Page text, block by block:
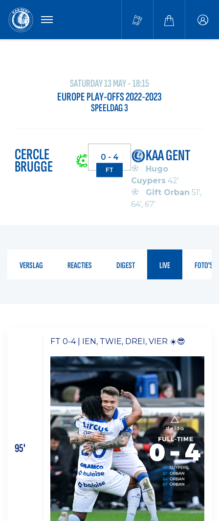
MENU
SATURDAY 13 MAY - 18:15
EUROPE PLAY-OFFS 2022-2023
SPEELDAG 3
CERCLE
BRUGGE
0 - 4
FT
KAA GENT
Hugo
Cuypers 42'
Gift Orban 51',
64', 67'
VERSLAG REACTIES DIGEST LIVE FOTO'S
95'
FT 0-4 | IEN, TWIE, DREI, VIER ☀️😎